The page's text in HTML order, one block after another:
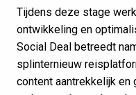
Tijdens deze stage
ontwikkeling en
Social Deal betreedt
splinternieuw
content aantrekkelijk